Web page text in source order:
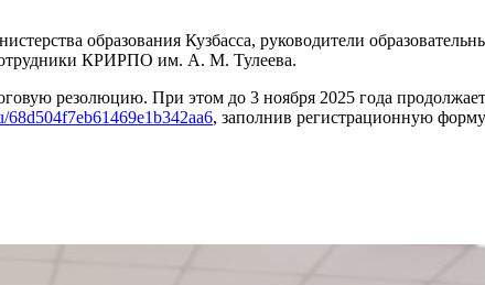
образования Кузбасса, руководители
КРИРПО им. А. М. Тулеева.
резолюцию. При этом до 3 ноября 2025 года
68d504f7eb61469e1b342aa6, заполнив регистрационную